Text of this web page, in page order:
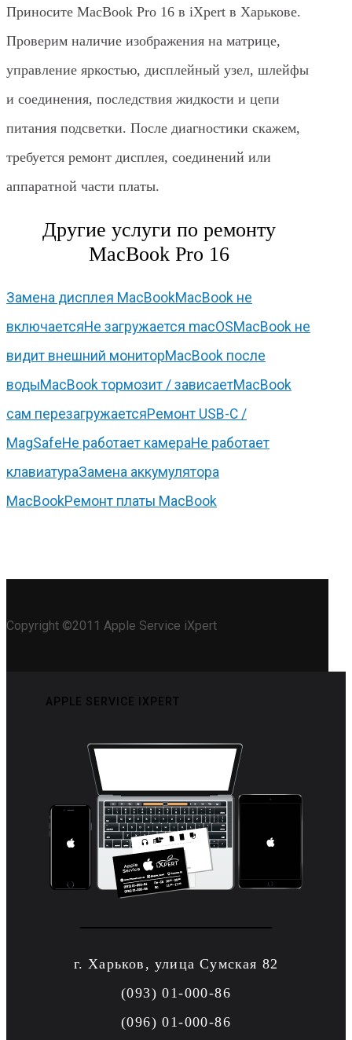
Приносите MacBook Pro 16 в iXpert в Харькове.
Проверим наличие изображения на матрице,
управление яркостью, дисплейный узел, шлейфы
и соединения, последствия жидкости и цепи
питания подсветки. После диагностики скажем,
требуется ремонт дисплея, соединений или
аппаратной части платы.
Другие услуги по ремонту
MacBook Pro 16
Замена дисплея MacBookMacBook не
включаетсяНе загружается macOSMacBook не
видит внешний мониторMacBook после
водыMacBook тормозит / зависаетMacBook
сам перезагружаетсяРемонт USB-C /
MagSafeНе работает камераНе работает
клавиатураЗамена аккумулятора
MacBookРемонт платы MacBook
Copyright ©2011 Apple Service iXpert
APPLE SERVICE IXPERT
г. Харьков, улица Сумская 82
(093) 01-000-86
(096) 01-000-86